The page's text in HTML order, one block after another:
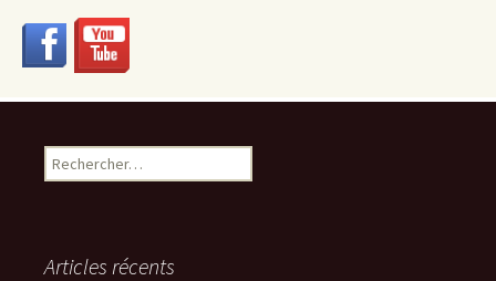
Rechercher :
Articles récents